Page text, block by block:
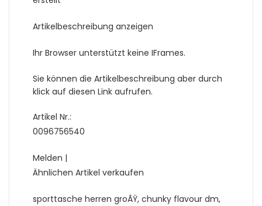
Artikelbeschreibung anzeigen
Ihr Browser unterstützt keine IFrames.
Sie können die Artikelbeschreibung aber durch
klick auf diesen Link aufrufen.
Artikel Nr.:
0096756540
Melden |
Ähnlichen Artikel verkaufen
sporttasche herren groÃŸ, chunky flavour dm,